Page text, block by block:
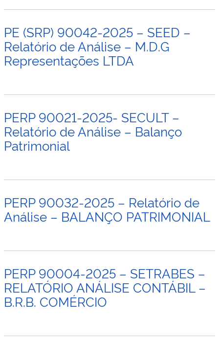
PE (SRP) 90042-2025 – SEED –
Relatório de Análise – M.D.G
Representações LTDA
PERP 90021-2025- SECULT –
Relatório de Análise – Balanço
Patrimonial
PERP 90032-2025 – Relatório de
Análise – BALANÇO PATRIMONIAL
PERP 90004-2025 – SETRABES –
RELATÓRIO ANÁLISE CONTÁBIL –
B.R.B. COMÉRCIO